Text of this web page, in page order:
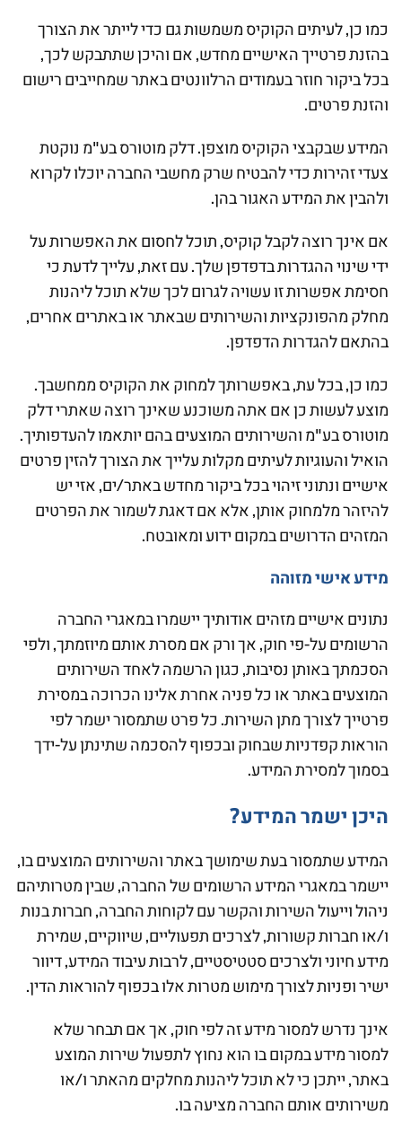
כמו כן, לעיתים הקוקיס משמשות גם כדי לייתר את הצורך
בהזנת פרטייך האישיים מחדש, אם והיכן שתתבקש לכך,
בכל ביקור חוזר בעמודים הרלוונטים באתר שמחייבים רישום
והזנת פרטים.
המידע שבקבצי הקוקיס מוצפן. דלק מוטורס בע"מ נוקטת
צעדי זהירות כדי להבטיח שרק מחשבי החברה יוכלו לקרוא
ולהבין את המידע האגור בהן.
אם אינך רוצה לקבל קוקיס, תוכל לחסום את האפשרות על
ידי שינוי ההגדרות בדפדפן שלך. עם זאת, עלייך לדעת כי
חסימת אפשרות זו עשויה לגרום לכך שלא תוכל ליהנות
מחלק מהפונקציות והשירותים שבאתר או באתרים אחרים,
בהתאם להגדרות הדפדפן.
כמו כן, בכל עת, באפשרותך למחוק את הקוקיס ממחשבך.
מוצע לעשות כן אם אתה משוכנע שאינך רוצה שאתרי דלק
מוטורס בע"מ והשירותים המוצעים בהם יותאמו להעדפותיך.
הואיל והעוגיות לעיתים מקלות עלייך את הצורך להזין פרטים
אישיים ונתוני זיהוי בכל ביקור מחדש באתר/ים, אזי יש
להיזהר מלמחוק אותן, אלא אם דאגת לשמור את הפרטים
המזהים הדרושים במקום ידוע ומאובטח.
מידע אישי מזוהה
נתונים אישיים מזהים אודותיך יישמרו במאגרי החברה
הרשומים על-פי חוק, אך ורק אם מסרת אותם מיוזמתך, ולפי
הסכמתך באותן נסיבות, כגון הרשמה לאחד השירותים
המוצעים באתר או כל פניה אחרת אלינו הכרוכה במסירת
פרטייך לצורך מתן השירות. כל פרט שתמסור ישמר לפי
הוראות קפדניות שבחוק ובכפוף להסכמה שתינתן על-ידך
בסמוך למסירת המידע.
היכן ישמר המידע?
המידע שתמסור בעת שימושך באתר והשירותים המוצעים בו,
יישמר במאגרי המידע הרשומים של החברה, שבין מטרותיהם
ניהול וייעול השירות והקשר עם לקוחות החברה, חברות בנות
ו/או חברות קשורות, לצרכים תפעוליים, שיווקיים, שמירת
מידע חיוני ולצרכים סטטיסטיים, לרבות עיבוד המידע, דיוור
ישיר ופניות לצורך מימוש מטרות אלו בכפוף להוראות הדין.
אינך נדרש למסור מידע זה לפי חוק, אך אם תבחר שלא
למסור מידע במקום בו הוא נחוץ לתפעול שירות המוצע
באתר, ייתכן כי לא תוכל ליהנות מחלקים מהאתר ו/או
משירותים אותם החברה מציעה בו.